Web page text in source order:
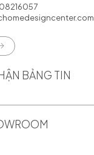
BẢNG TIN